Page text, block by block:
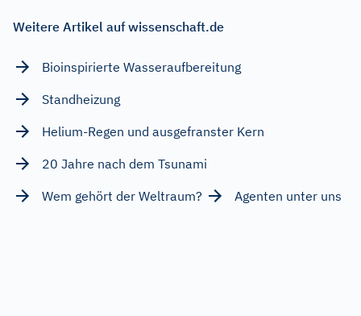
Weitere Artikel auf wissenschaft.de
Bioinspirierte Wasseraufbereitung
Standheizung
Helium-Regen und ausgefranster Kern
20 Jahre nach dem Tsunami
Wem gehört der Weltraum?
Agenten unter uns